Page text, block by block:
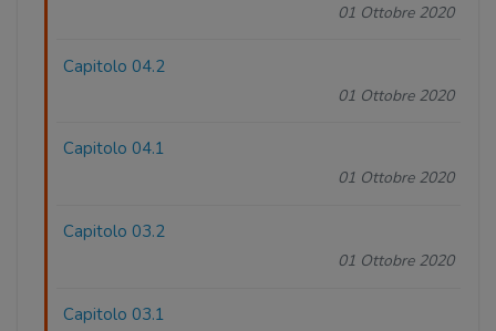
01 Ottobre 2020
Capitolo 04.2
01 Ottobre 2020
Capitolo 04.1
01 Ottobre 2020
Capitolo 03.2
01 Ottobre 2020
Capitolo 03.1